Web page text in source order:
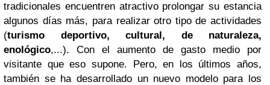
tradicionales encuentren atractivo prolongar su estancia
algunos días más, para realizar otro tipo de actividades
(turismo deportivo, cultural, de naturaleza,
enológico,...). Con el aumento de gasto medio por
visitante que eso supone.
Pero, en los últimos años,
también se ha desarrollado un nuevo modelo para los